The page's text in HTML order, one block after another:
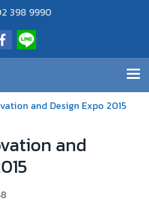
398 9990
and Design Expo 2015
and